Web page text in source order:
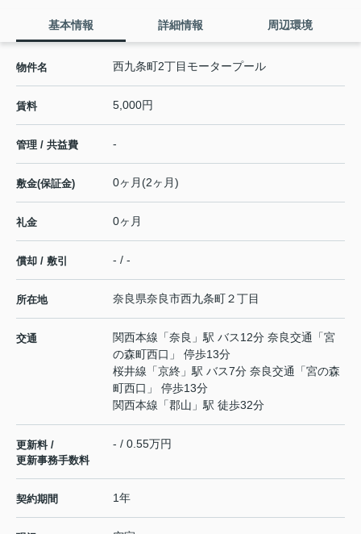
基本情報 詳細情報 周辺環境
物件名 西九条町2丁目モータープール
賃料 5,000円
管理 / 共益費 -
敷金(保証金) 0ヶ月(2ヶ月)
礼金 0ヶ月
償却 / 敷引 - / -
所在地 奈良県奈良市西九条町２丁目
交通 関西本線 「奈良 」駅 バス12分 奈良交通「宮
の森町西口」 停歩13分
桜井線 「京終 」駅 バス7分 奈良交通「宮の森
町西口」 停歩13分
関西本線 「郡山 」駅 徒歩32分
更新料 /
更新事務手数料
- / 0.55万円
契約期間 1年